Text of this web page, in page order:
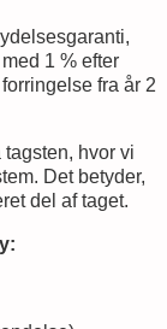
1 % efter
fra år 2
hvor vi
Det betyder,
del af taget.